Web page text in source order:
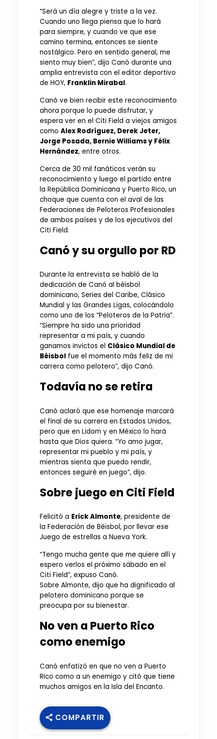
“Será un día alegre y triste a la vez.
Cuando uno llega piensa que lo hará
para siempre, y cuando ve que ese
camino termina, entonces se siente
nostálgico. Pero en sentido general, me
siento muy bien”, dijo Canó durante una
amplia entrevista con el editor deportivo
de HOY, Franklin Mirabal.
Canó ve bien recibir este reconocimiento
ahora porque lo puede disfrutar, y
espera ver en el Citi Field a viejos amigos
comoAlex Rodríguez, Derek Jeter,
Jorge Posada, Bernie Williams y Félix
Hernández, entre otros.
Cerca de 30 mil fanáticos verán su
reconocimiento y luego el partido entre
la República Dominicana y Puerto Rico, un
choque que cuenta con el aval de las
Federaciones de Peloteros Profesionales
de ambos países y de los ejecutivos del
Citi Field.
Canó y su orgullo por RD
Durante la entrevista se habló de la
dedicación de Canó al béisbol
dominicano, Series del Caribe, Clásico
Mundial y las Grandes Ligas, colocándolo
como uno de los “Peloteros de la Patria”.
“Siempre ha sido una prioridad
representar a mi país, y cuando
ganamos invictos el Clásico Mundial de
Béisbol fue el momento más feliz de mi
carrera como pelotero”, dijo Canó.
Todavía no se retira
Canó aclaró que ese homenaje marcará
el final de su carrera en Estados Unidos,
pero que en Lidom y en México lo hará
hasta que Dios quiera. “Yo amo jugar,
representar mi pueblo y mi país, y
mientras sienta que puedo rendir,
entonces seguiré en juego”, dijo.
Sobre juego en Citi Field
Felicitó a Erick Almonte, presidente de
la Federación de Béisbol, por llevar ese
Juego de estrellas a Nueva York.
“Tengo mucha gente que me quiere allí y
espero verlos el próximo sábado en el
Citi Field”, expuso Canó.
Sobre Almonte, dijo que ha dignificado al
pelotero dominicano porque se
preocupa por su bienestar.
No ven a Puerto Rico
como enemigo
Canó enfatizó en que no ven a Puerto
Rico como a un enemigo y citó que tiene
muchos amigos en la Isla del Encanto.
COMPARTIR